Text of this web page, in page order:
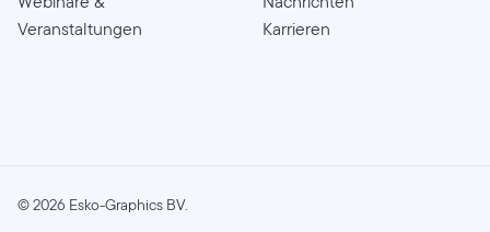
Veranstaltungen
Karrieren
©2026 Esko-Graphics BV.